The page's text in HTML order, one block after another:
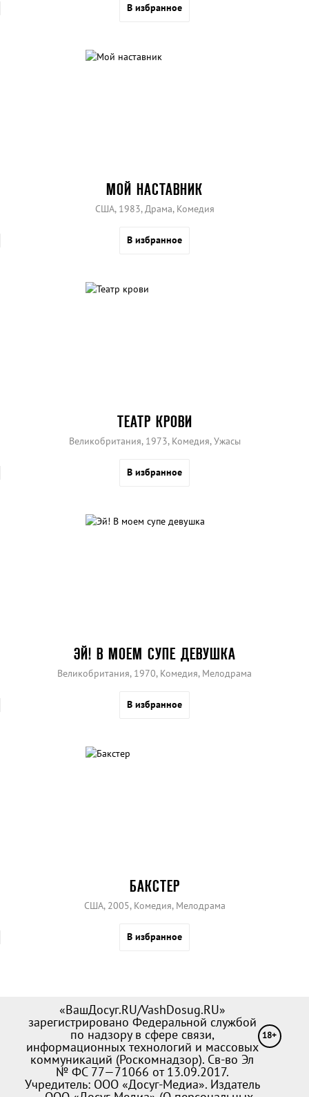
В избранное
МОЙ НАСТАВНИК
США, 1983, Драма, Комедия
В избранное
ТЕАТР КРОВИ
Великобритания, 1973, Комедия, Ужасы
В избранное
ЭЙ! В МОЕМ СУПЕ ДЕВУШКА
Великобритания, 1970, Комедия, Мелодрама
В избранное
БАКСТЕР
США, 2005, Комедия, Мелодрама
В избранное
«ВашДосуг.RU/VashDosug.RU»
зарегистрировано Федеральной службой
по надзору в сфере связи,
информационных технологий и массовых
коммуникаций (Роскомнадзор). Св-во Эл
№ ФС 77—71066 от 13.09.2017.
Учредитель: ООО «Досуг-Медиа». Издатель
18+